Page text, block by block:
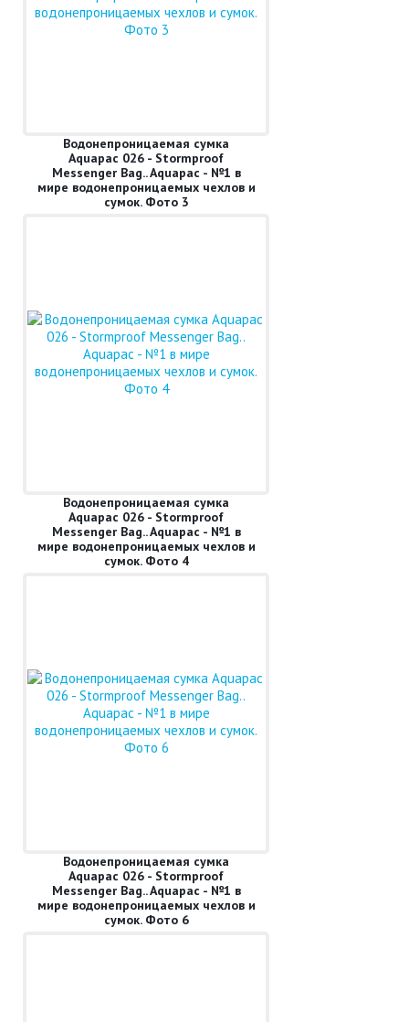
Водонепроницаемая сумка
Aquapac 026 - Stormproof
Messenger Bag.. Aquapac - №1 в
мире водонепроницаемых чехлов и
сумок. Фото 3
Водонепроницаемая сумка
Aquapac 026 - Stormproof
Messenger Bag.. Aquapac - №1 в
мире водонепроницаемых чехлов и
сумок. Фото 4
Водонепроницаемая сумка
Aquapac 026 - Stormproof
Messenger Bag.. Aquapac - №1 в
мире водонепроницаемых чехлов и
сумок. Фото 6